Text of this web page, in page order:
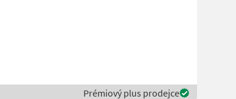
Prémiový plus prodejce